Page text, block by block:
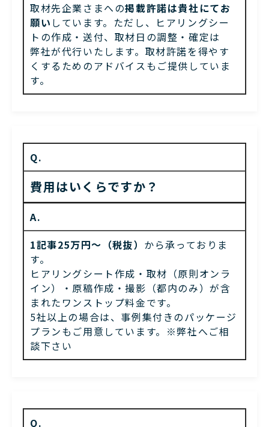
取材先企業さまへの掲載許諾は貴社にてお
願い しています。 ただし、ヒアリングシー
トの作成・送付、取材日の調整・確定は
弊社が代行いたします。取材許諾を得やす
くするためのアドバイスもご提供していま
す。
Q.
費用はいくらですか？
A.
1記事25万円〜（税抜） から承っておりま
す。
ヒアリングシート作成・取材（原則オンラ
イン）・原稿作成・撮影（都内のみ）が含
まれたワンストップ料金です。
5社以上の場合は、事例集付きのパッケージ
プランもご用意しています。※弊社へご相
談下さい
Q.